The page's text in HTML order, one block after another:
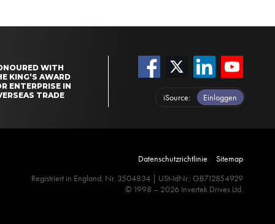
WITH
KING’S AWARD
ENTERPRISE IN
TRADE
iSource Einloggen
Datenschutzrichtlinie
Sitemap
Registriert in England: Nr. 3504834 | USt-IdNr.: GB712854929
© 1998 – 2026 Invertek Drives Ltd.